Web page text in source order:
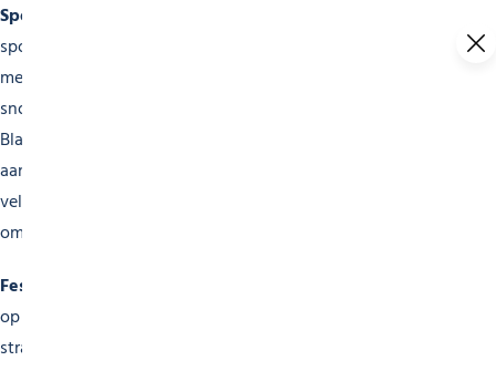
Sportevenementen
sportliefhebbers. Het hele jaar door staat onze kalender vol
met topsportevenementen. In de winter mag u de ski- en
snowboardwedstrijden niet missen. De beroemde Mont
Blanc Rally voor motorsportfans. Neem in de zomer deel
aan de Trail des Hauts-Forts, mountainbikewedstrijden en
vele andere sportieve uitdagingen die de uitzonderlijke
omgeving van onze bergen in de kijker zetten.
Festivals en culturele evenementen
op de agenda in Morzine. Bezoek muziekfestivals,
straatoptredens, kunsttentoonstellingen en